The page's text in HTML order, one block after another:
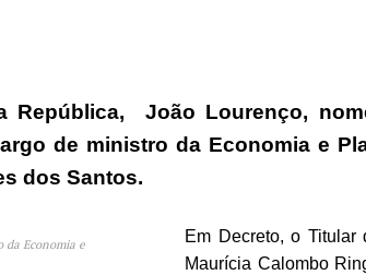
República, João Lourenço,
de ministro da Economia e
dos Santos.
da Economia e
Em Decreto, o Titular
Maurícia Calombo